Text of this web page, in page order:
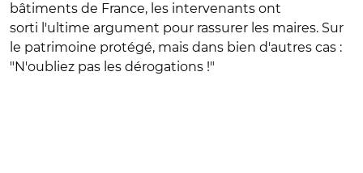
bâtiments de France, les intervenants ont
sorti l'ultime argument pour rassurer les maires. Sur
le patrimoine protégé, mais dans bien d'autres cas :
"N'oubliez pas les dérogations !"